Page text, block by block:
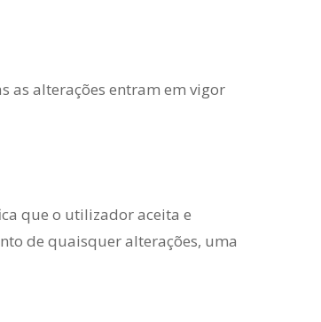
as alterações entram em vigor
que o utilizador aceita e
de quaisquer alterações, uma